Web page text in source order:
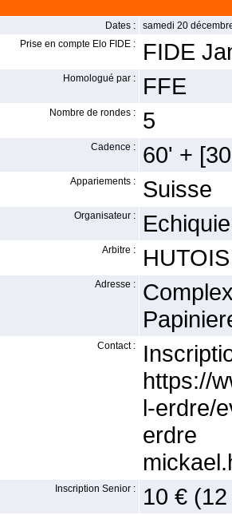
Dates :
samedi 20
Prise en compte Elo FIDE :
FIDE
Homologué par : FFE
Nombre de rondes : 5
Cadence : 60' +
Appariements : Suisse
Organisateur :
Arbitre :
Adresse :
Contact :
https://
l-erdre/
Inscription Senior : 10 €